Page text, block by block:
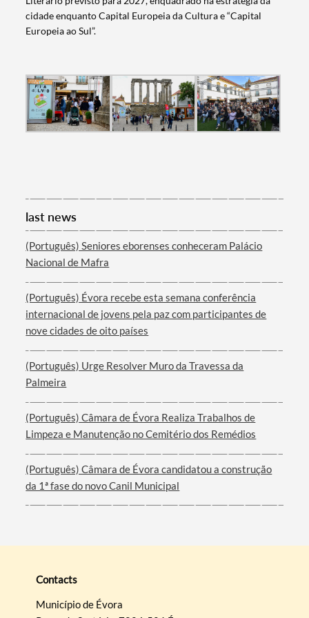
cidade enquanto Capital Europeia da Cultura e “Capital
Europeia ao Sul”.
last news
(Português) Seniores eborenses conheceram Palácio
Nacional de Mafra
(Português) Évora recebe esta semana conferência
internacional de jovens pela paz com participantes de
nove cidades de oito países
(Português) Urge Resolver Muro da Travessa da
Palmeira
(Português) Câmara de Évora Realiza Trabalhos de
Limpeza e Manutenção no Cemitério dos Remédios
(Português) Câmara de Évora candidatou a construção
da 1ª fase do novo Canil Municipal
Contacts
Município de Évora